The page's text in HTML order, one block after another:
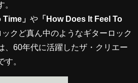
。
」 や 「How Does It Feel To
クど真ん中のようなギターロック
、60年代に活躍したザ・クリエー
す。